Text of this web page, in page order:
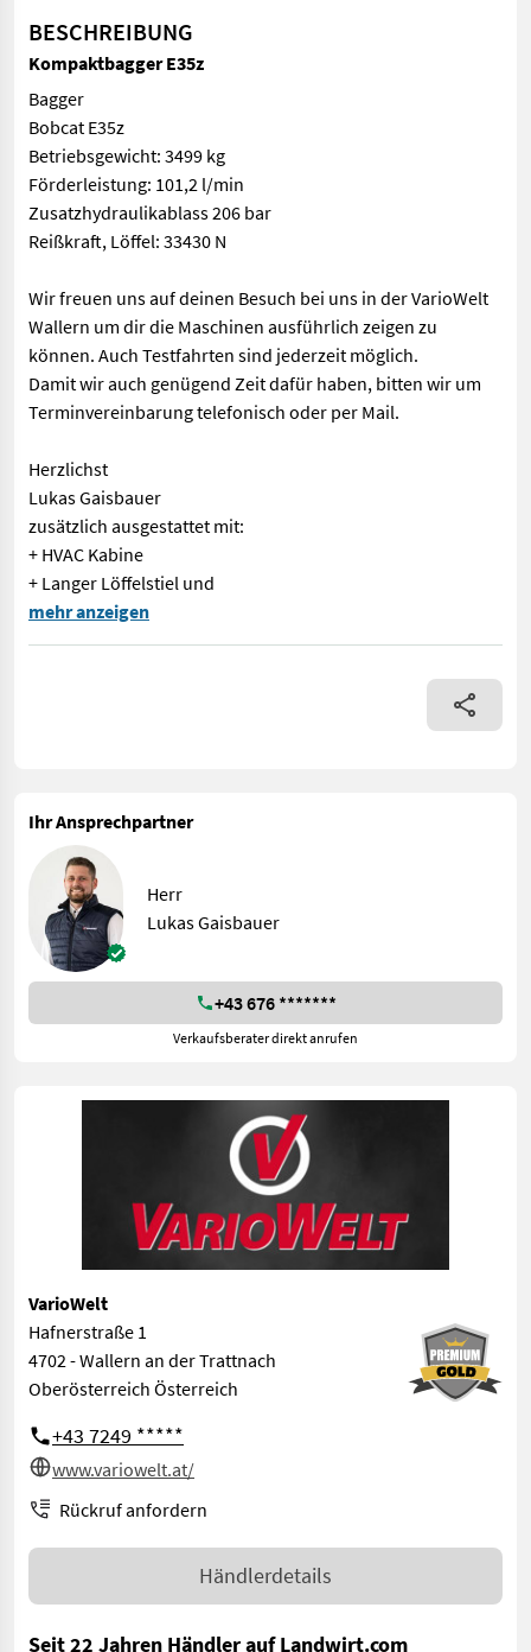
BESCHREIBUNG
Kompaktbagger E35z
Bagger
Bobcat E35z
Betriebsgewicht: 3499 kg
Förderleistung: 101,2 l/min
Zusatzhydraulikablass 206 bar
Reißkraft, Löffel: 33430 N
Wir freuen uns auf deinen Besuch bei uns in der VarioWelt
Wallern um dir die Maschinen ausführlich zeigen zu
können. Auch Testfahrten sind jederzeit möglich.
Damit wir auch genügend Zeit dafür haben, bitten wir um
Terminvereinbarung telefonisch oder per Mail.
Herzlichst
Lukas Gaisbauer
zusätzlich ausgestattet mit:
+ HVAC Kabine
+ Langer Löffelstiel und
Bagger Bobcat E35z Betriebsgewicht: 3499 kg Förderleistung:
mehr anzeigen
Ihr Ansprechpartner
Herr
Lukas Gaisbauer
+43 676 *******
Verkaufsberater direkt anrufen
VarioWelt
Hafnerstraße 1
4702 - Wallern an der Trattnach
Oberösterreich Österreich
+43 7249 *****
www.variowelt.at/
Rückruf anfordern
Händlerdetails
Seit 22 Jahren Händler auf Landwirt.com